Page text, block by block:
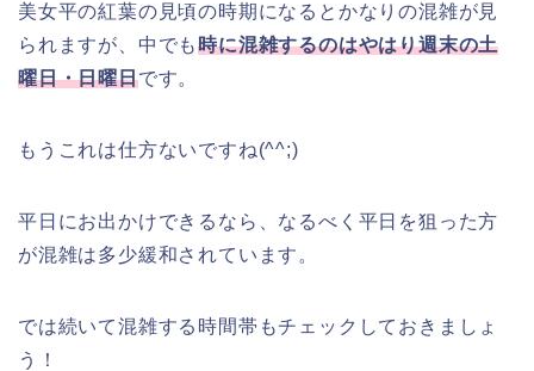
美女平の紅葉の見頃の時期になるとかなりの混雑が見
られますが、中でも時に混雑するのはやはり週末の土
曜日・日曜日です。
もうこれは仕方ないですね(^^;)
平日にお出かけできるなら、なるべく平日を狙った方
が混雑は多少緩和されています。
では続いて混雑する時間帯もチェックしておきましょ
う！